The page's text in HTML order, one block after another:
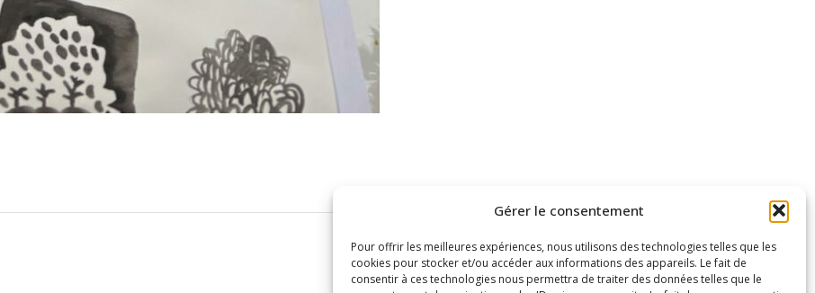
Gérer le consentement
Pour offrir les meilleures expériences, nous utilisons des technologies telles que les
cookies pour stocker et/ou accéder aux informations des appareils. Le fait de
consentir à ces technologies nous permettra de traiter des données telles que le
Bonne année ! →